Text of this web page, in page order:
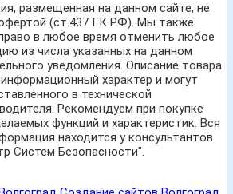
размещенная на данном сайте, не
(ст.437 ГК РФ). Мы также
в любое время отменить любое
из числа указанных на данном
уведомления. Описание товара
характер и могут
в технической
Рекомендуем при покупке
функций и характеристик. Вся
находится у консультантов
Систем Безопасности".